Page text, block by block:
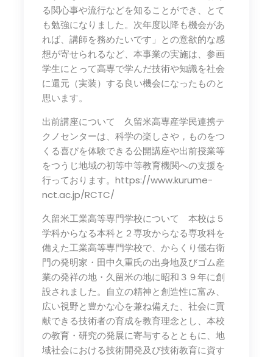
る関心事や流行などを知ることができ、とて
も勉強になりました。次年度以降も機会があ
れば、講師を務めたいです」との意欲的な感
想が寄せられるなど、本事業の実施は、参画
学生にとって高専で学んだ技術や知識を社会
に還元（実装）する良い機会になったものと
思います。
出前講座について 久留米高専産学民連携テ
クノセンターは、科学の楽しさや，ものをつ
くる喜びを体験できる公開講座や出前授業等
をつうじ地域の初等中等教育機関への支援を
行っております。https://www.kurume-
nct.ac.jp/RCTC/
久留米工業高等専門学校について 本校は５
学科からなる本科と２専攻からなる専攻科を
備えた工業高等専門学校で、からくり儀右衛
門の発明家・田中久重氏の出身地及びゴム産
業の発祥の地・久留米の地に昭和３９年に創
設されました。自立の精神と創造性に富み、
広い視野と豊かな心を兼ね備えた、社会に貢
献できる技術者の育成を教育理念とし、本校
の教育・研究の発展に寄与するとともに、地
域社会における技術開発及び技術教育に資す